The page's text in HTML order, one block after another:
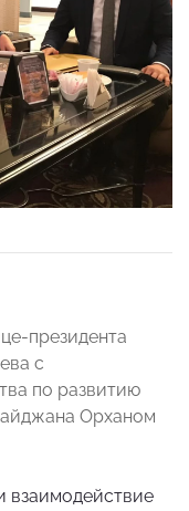
президента
с
по развитию
Орханом
взаимодействие